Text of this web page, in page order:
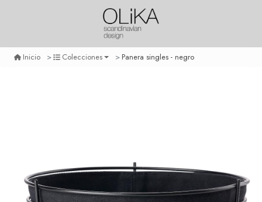
Inicio Colecciones Panera singles - negro